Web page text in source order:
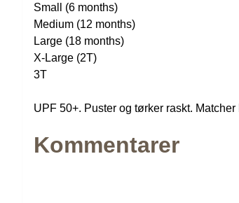
Small (6 months)
Medium (12 months)
Large (18 months)
X-Large (2T)
3T
UPF 50+. Puster og tørker raskt.
Kommentarer